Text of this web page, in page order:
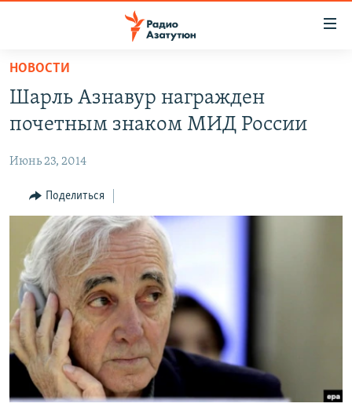
Перейти
основному
содержанию
навигации
Перейти
поиску
НОВОСТИ
ОБЩЕСТВО
ЭКОНОМИКА
РЕГИОН
НАГОРНЫЙ КАРАБАХ
КУЛЬТУРА
СПОРТ
АРХИВ
Հայերեն
НОВОСТИ
Шарль Азнавур награжден
почетным знаком МИД России
Июнь 23, 2014
Поделиться